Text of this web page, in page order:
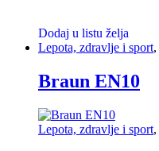
Dodaj u listu želja
Lepota, zdravlje i sport,
Braun EN10
Lepota, zdravlje i sport,